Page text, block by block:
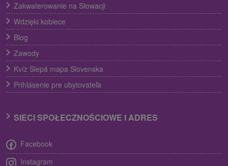
Zakwaterowanie na Słowacji
Wdzięki kobiece
Blog
Zawody
Kvíz Slepá mapa Slovenska
Prihlásenie pre ubytovateľa
SIECI SPOŁECZNOŚCIOWE I ADRES
Facebook
Instagram